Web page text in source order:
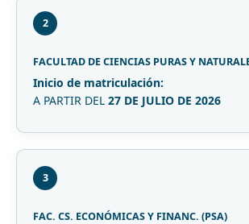
2
FACULTAD DE CIENCIAS PURAS Y
Inicio de matriculación:
A PARTIR DEL 27 DE JULIO DE 2026
3
FAC. CS. ECONÓMICAS Y FINANC. (PSA)